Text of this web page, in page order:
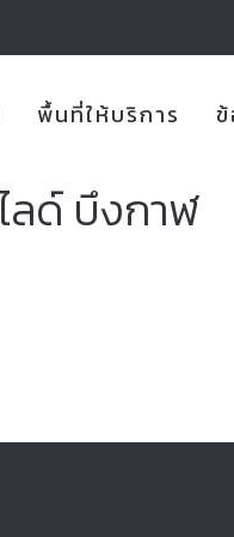
พื้นที่ให้บริการ
ลด์ บึงกาฬ